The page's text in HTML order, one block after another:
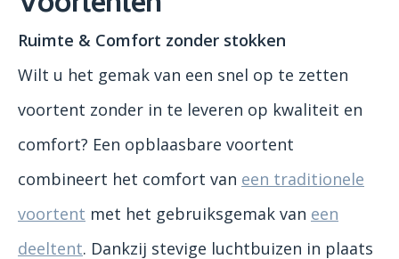
Ruimte & Comfort zonder stokken
Wilt u het gemak van een snel op te zetten
voortent zonder in te leveren op kwaliteit en
comfort? Een opblaasbare voortent
combineert het comfort van een traditionele
voortent met het gebruiksgemak van een
deeltent. Dankzij stevige luchtbuizen in plaats